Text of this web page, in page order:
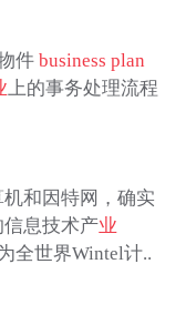
件 business plan
上的事务处理流程
和因特网，确实
息技术产业
全世界Wintel计..